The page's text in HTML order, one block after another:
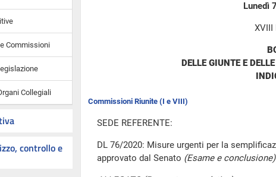
Commissioni
Collegiali
controllo e
Lunedì
XVIII
DELLE GIUNTE E
Commissioni Riunite (I e VIII)
SEDE REFERENTE:
DL 76/2020: Misure urgenti per la
approvato dal Senato (Esame e conclusione)